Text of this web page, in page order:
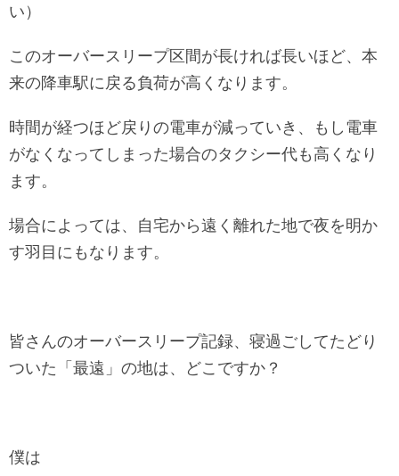
い）
このオーバースリープ区間が長ければ長いほど、本
来の降車駅に戻る負荷が高くなります。
時間が経つほど戻りの電車が減っていき、もし電車
がなくなってしまった場合のタクシー代も高くなり
ます。
場合によっては、自宅から遠く離れた地で夜を明か
す羽目にもなります。
皆さんのオーバースリープ記録、寝過ごしてたどり
ついた「最遠」の地は、どこですか？
僕は